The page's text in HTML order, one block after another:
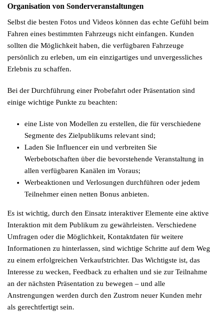
Organisation von Sonderveranstaltungen
Selbst die besten Fotos und Videos können das echte Gefühl beim
Fahren eines bestimmten Fahrzeugs nicht einfangen. Kunden
sollten die Möglichkeit haben, die verfügbaren Fahrzeuge
persönlich zu erleben, um ein einzigartiges und unvergessliches
Erlebnis zu schaffen.
Bei der Durchführung einer Probefahrt oder Präsentation sind
einige wichtige Punkte zu beachten:
eine Liste von Modellen zu erstellen, die für verschiedene
Segmente des Zielpublikums relevant sind;
Laden Sie Influencer ein und verbreiten Sie
Werbebotschaften über die bevorstehende Veranstaltung in
allen verfügbaren Kanälen im Voraus;
Werbeaktionen und Verlosungen durchführen oder jedem
Teilnehmer einen netten Bonus anbieten.
Es ist wichtig, durch den Einsatz interaktiver Elemente eine aktive
Interaktion mit dem Publikum zu gewährleisten. Verschiedene
Umfragen oder die Möglichkeit, Kontaktdaten für weitere
Informationen zu hinterlassen, sind wichtige Schritte auf dem Weg
zu einem erfolgreichen Verkaufstrichter. Das Wichtigste ist, das
Interesse zu wecken, Feedback zu erhalten und sie zur Teilnahme
an der nächsten Präsentation zu bewegen – und alle
Anstrengungen werden durch den Zustrom neuer Kunden mehr
als gerechtfertigt sein.